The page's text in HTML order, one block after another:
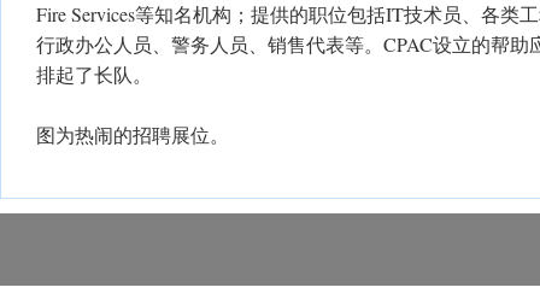
Fire Services等知名机构；提供的职位包括IT技术员、各类
行政办公人员、警务人员、销售代表等。CPAC设立的帮助
排起了长队。
图为热闹的招聘展位。